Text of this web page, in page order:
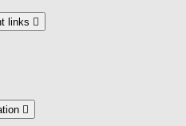
links 
